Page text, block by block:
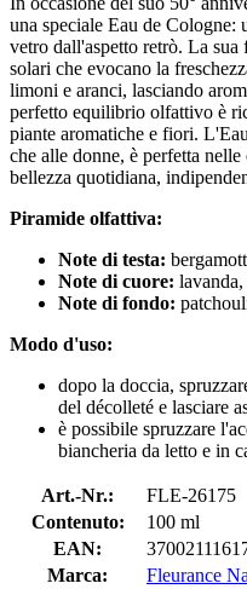
una speciale Eau de Cologne:
vetro dall'aspetto retrò. La sua
solari che evocano la
limoni e aranci, lasciando
perfetto equilibrio olfattivo è
piante aromatiche e fiori.
che alle donne, è perfetta
bellezza quotidiana,
Piramide olfattiva:
Note di testa:
Note di cuore:
Note di fondo:
Modo d'uso:
dopo la doccia,
del décolleté e lasciare
è possibile spruzzare
biancheria da letto e in
Art.-Nr.:
FLE-26175
Contenuto:
100 ml
EAN:
Marca:
Fleurance